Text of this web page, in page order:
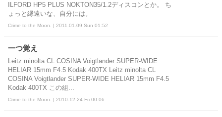
ILFORD HP5 PLUS NOKTON35/1.2ディスコンとか。 ち
ょっと縁遠いな、自分には。
Crime to the Moon. | 2011.01.09 Sun 01:52
一つ覚え
Leitz minolta CL COSINA Voigtlander SUPER-WIDE
HELIAR 15mm F4.5 Kodak 400TX Leitz minolta CL
COSINA Voigtlander SUPER-WIDE HELIAR 15mm F4.5
Kodak 400TX この組...
Crime to the Moon. | 2010.12.24 Fri 00:06